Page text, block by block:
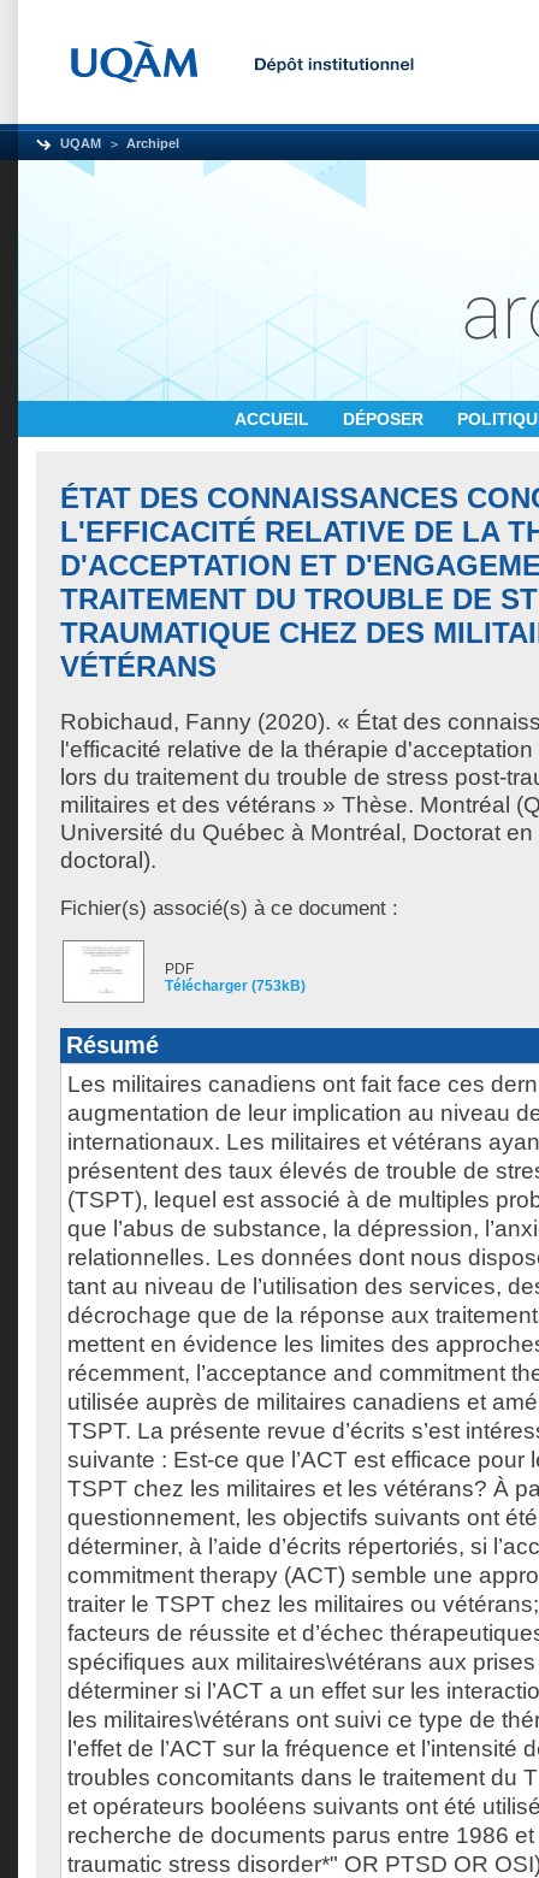
UQAM Archipel
ACCUEIL DÉPOSER
ÉTAT DES CONNAISSANCES
L'EFFICACITÉ RELATIVE DE LA
D'ACCEPTATION ET
TRAITEMENT DU TROUBLE DE
TRAUMATIQUE CHEZ DES
VÉTÉRANS
Robichaud, Fanny (2020). « État des
l'efficacité relative de la thérapie
lors du traitement du trouble de stress post-
militaires et des vétérans » Thèse. Montréal
Université du Québec à Montréal, Doctorat
doctoral).
Fichier(s) associé(s) à ce document :
PDF
Télécharger (753kB)
Résumé
Les militaires canadiens ont fait face ces
augmentation de leur implication au niveau
internationaux. Les militaires et vétérans
présentent des taux élevés de trouble de
(TSPT), lequel est associé à de multiples
que l’abus de substance, la dépression,
relationnelles. Les données dont nous
tant au niveau de l’utilisation des services,
décrochage que de la réponse aux
mettent en évidence les limites des
récemment, l’acceptance and commitment
utilisée auprès de militaires canadiens et
TSPT. La présente revue d’écrits s’est
suivante : Est-ce que l’ACT est efficace pour
TSPT chez les militaires et les vétérans? À
questionnement, les objectifs suivants ont
déterminer, à l’aide d’écrits répertoriés, si
commitment therapy (ACT) semble une
traiter le TSPT chez les militaires ou
facteurs de réussite et d’échec
spécifiques aux militaires\vétérans aux
déterminer si l’ACT a un effet sur les
les militaires\vétérans ont suivi ce type de
l’effet de l’ACT sur la fréquence et l’intensité
troubles concomitants dans le traitement du
et opérateurs booléens suivants ont été
recherche de documents parus entre 1986
traumatic stress disorder*" OR PTSD OR